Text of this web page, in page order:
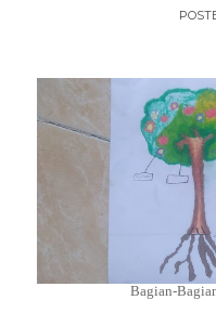
Bagian-